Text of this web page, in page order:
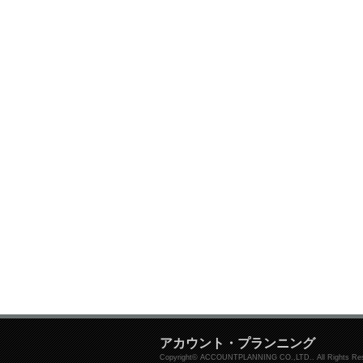
アカウント・プランニング
Copyright© ACCOUNTPLANNING CO.,LTD.. All Rights